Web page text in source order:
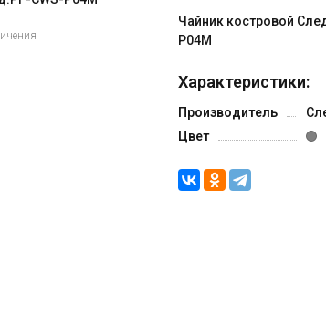
Чайник костровой
P04M
Характеристики:
Производитель
Цвет